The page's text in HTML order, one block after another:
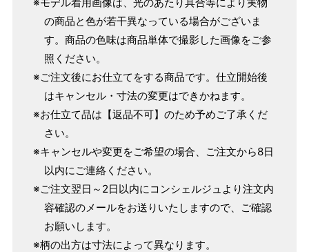
1 寸法は鯨尺（くじらじゃく）寸法です。もともと鯨のひげ
で作られた道具で測っていたので鯨尺と言います。
単位：１尺＝約38cm １寸＝約3.8cm １分＝約0.38cm
2 鯨尺寸法となりますので上表の cm はおおよその長さとな
ります。
3 反物の巾により表記の裄のサイズが出ない場合がございま
す。その際は、目一杯での寸法とさせていただきます。
の商品と色が若干異なっている場合がございま
す。商品の色味は商品単体で撮影した画像をご参
照ください。
※ご注文後にお仕立てをする商品です。仕立開始後
はキャンセル・寸法の変更はできかねます。
※お仕立て品は【返品不可】のため予めご了承くだ
さい。
※キャンセルや変更をご希望の場合、ご注文から8日
以内にご連絡ください。
※ご注文翌日～2日以内にコンシェルジュより注文内
容確認のメールをお送りいたしますので、ご確認
お願いします。
※柄の出方は寸法によって異なります。